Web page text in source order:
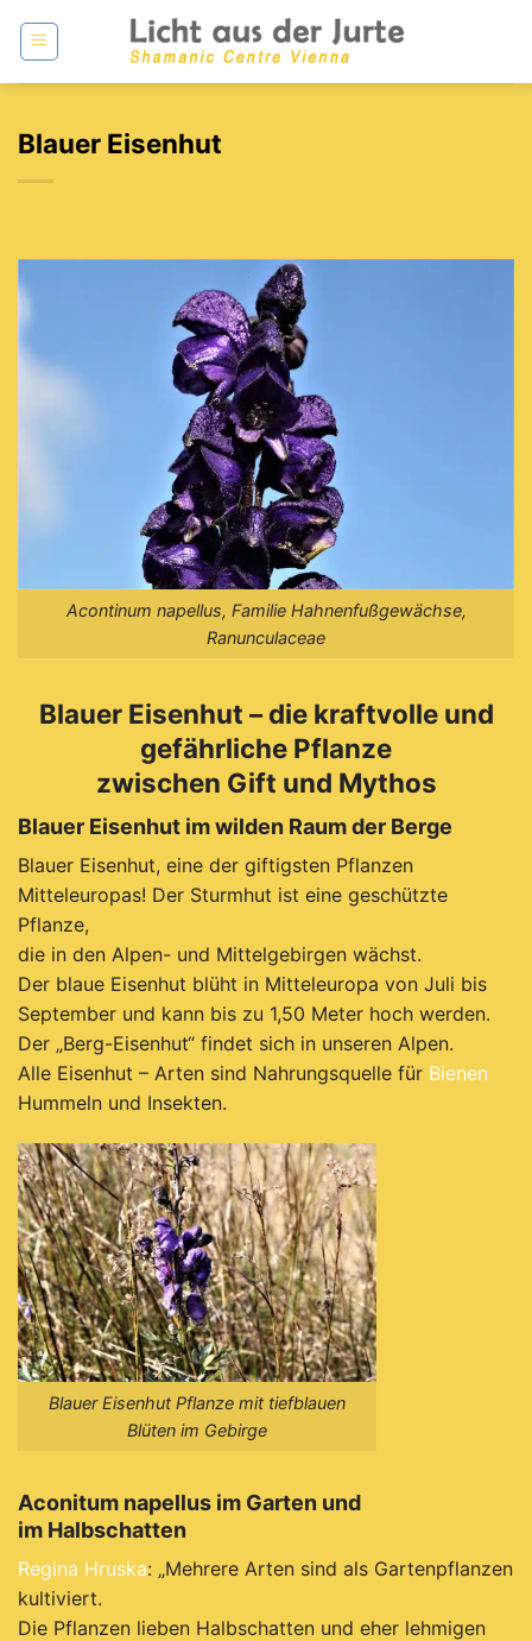
Inhalt
Blauer Eisenhut
Acontinum napellus, Familie Hahnenfußgewächse,
Ranunculaceae
Blauer Eisenhut – die kraftvolle und
gefährliche Pflanze
zwischen Gift und Mythos
Blauer Eisenhut im wilden Raum der Berge
Blauer Eisenhut, eine der giftigsten Pflanzen
Mitteleuropas! Der Sturmhut ist eine geschützte
Pflanze,
die in den Alpen- und Mittelgebirgen wächst.
Der blaue Eisenhut blüht in Mitteleuropa von Juli bis
September und kann bis zu 1,50 Meter hoch werden.
Der „Berg-Eisenhut“ findet sich in unseren Alpen.
Alle Eisenhut – Arten sind Nahrungsquelle für Bienen
Hummeln und Insekten.
Blauer Eisenhut Pflanze mit tiefblauen
Blüten im Gebirge
Aconitum napellus im Garten und
im Halbschatten
Regina Hruska: „Mehrere Arten sind als Gartenpflanzen
kultiviert.
Die Pflanzen lieben Halbschatten und eher lehmigen